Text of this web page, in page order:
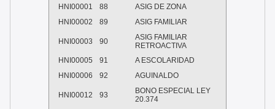
HNI00001
88
ASIG DE ZONA
HNI00002
89 ASIG FAMILIAR
HNI00003 90
ASIG FAMILIAR
RETROACTIVA
HNI00005
91
A ESCOLARIDAD
HNI00006
92 AGUINALDO
HNI00012 93
BONO ESPECIAL LEY
20.374